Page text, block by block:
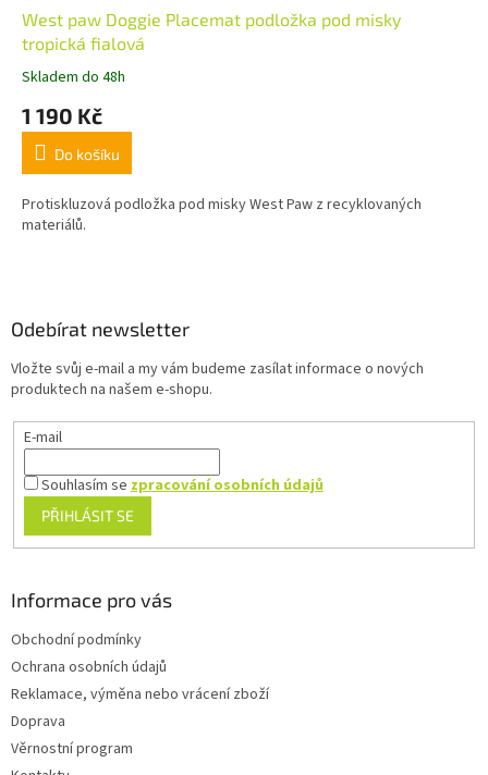
West paw Doggie Placemat podložka pod misky
tropická fialová
Skladem do 48h
1 190 Kč
Do košíku
Protiskluzová podložka pod misky West Paw z recyklovaných
materiálů.
Odebírat newsletter
Vložte svůj e-mail a my vám budeme zasílat informace o nových
produktech na našem e-shopu.
E-mail
Souhlasím sezpracování osobních údajů
PŘIHLÁSIT SE
Informace pro vás
Obchodní podmínky
Ochrana osobních údajů
Reklamace, výměna nebo vrácení zboží
Doprava
Věrnostní program